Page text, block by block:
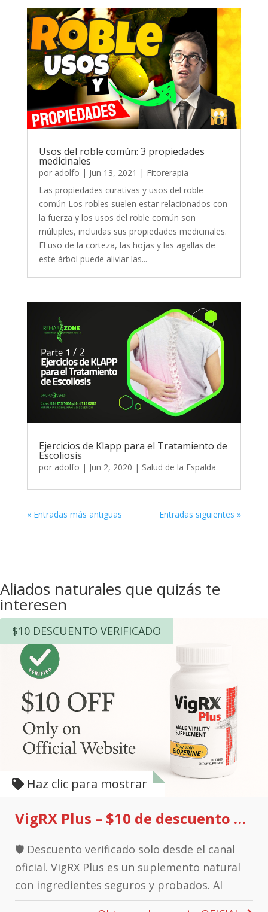
Usos del roble común: 3 propiedades
medicinales
por adolfo | Jun 13, 2021 | Fitorerapia
Las propiedades curativas y usos del roble
común Los robles suelen estar relacionados con
la fuerza y los usos del roble común son
múltiples, incluidas sus propiedades medicinales.
El uso de la corteza, las hojas y las agallas de
este árbol puede aliviar las...
Ejercicios de Klapp para el Tratamiento de
Escoliosis
por adolfo | Jun 2, 2020 | Salud de la Espalda
« Entradas más antiguas Entradas siguientes »
Aliados naturales que quizás te
interesen
$10 DESCUENTO VERIFICADO
Haz clic para mostrar
VigRX Plus – $10 de descuento desde la web oficial
🛡️ Descuento verificado solo desde el canal
oficial. VigRX Plus es un suplemento natural
con ingredientes seguros y probados. Al
comprar desde este enlace, accedes a: ✓